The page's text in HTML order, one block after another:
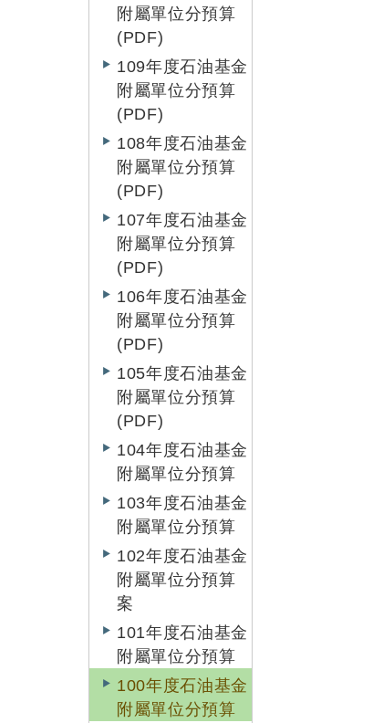
附屬單位分預算
(PDF)
109年度石油基金
附屬單位分預算
(PDF)
108年度石油基金
附屬單位分預算
(PDF)
107年度石油基金
附屬單位分預算
(PDF)
106年度石油基金
附屬單位分預算
(PDF)
105年度石油基金
附屬單位分預算
(PDF)
104年度石油基金
附屬單位分預算
103年度石油基金
附屬單位分預算
102年度石油基金
附屬單位分預算
案
101年度石油基金
附屬單位分預算
100年度石油基金
附屬單位分預算